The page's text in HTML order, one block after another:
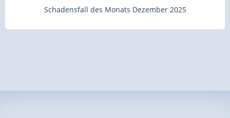
Schadensfall des Monats Dezember 2025